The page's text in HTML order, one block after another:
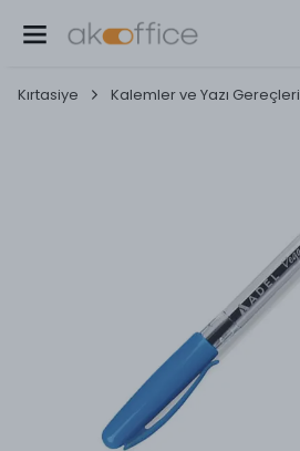
Kırtasiye Kalemler ve Yazı Gereçleri